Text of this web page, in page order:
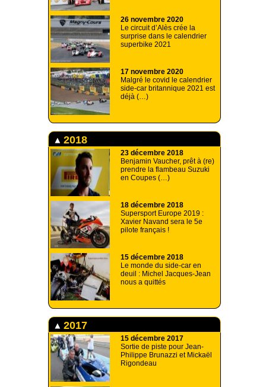
26 novembre 2020
Le circuit d’Alès crée la
surprise dans le calendrier
superbike 2021
17 novembre 2020
Malgré le covid le calendrier
side-car britannique 2021 est
déjà (…)
2018
23 décembre 2018
Benjamin Vaucher, prêt à (re)
prendre la flambeau Suzuki
en Coupes (…)
18 décembre 2018
Supersport Europe 2019 :
Xavier Navand sera le 5e
pilote français !
15 décembre 2018
Le monde du side-car en
deuil : Michel Jacques-Jean
nous a quittés
2017
15 décembre 2017
Sortie de piste pour Jean-
Philippe Brunazzi et Mickaël
Rigondeau